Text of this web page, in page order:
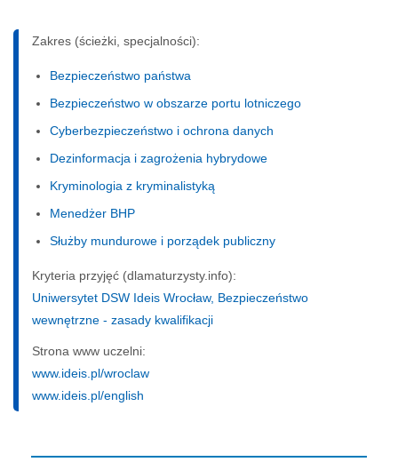
Zakres (ścieżki, specjalności):
Bezpieczeństwo państwa
Bezpieczeństwo w obszarze portu lotniczego
Cyberbezpieczeństwo i ochrona danych
Dezinformacja i zagrożenia hybrydowe
Kryminologia z kryminalistyką
Menedżer BHP
Służby mundurowe i porządek publiczny
Kryteria przyjęć (dlamaturzysty.info):
Uniwersytet DSW Ideis Wrocław, Bezpieczeństwo
wewnętrzne - zasady kwalifikacji
Strona www uczelni:
www.ideis.pl/wroclaw
www.ideis.pl/english